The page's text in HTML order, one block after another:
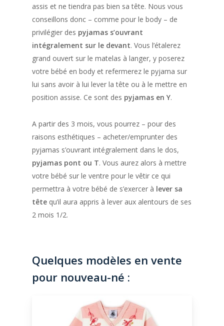
assis et ne tiendra pas bien sa tête. Nous vous
conseillons donc – comme pour le body – de
privilégier des pyjamas s’ouvrant
intégralement sur le devant. Vous l’étalerez
grand ouvert sur le matelas à langer, y poserez
votre bébé en body et refermerez le pyjama sur
lui sans avoir à lui lever la tête ou à le mettre en
position assise. Ce sont des pyjamas en Y.
A partir des 3 mois, vous pourrez – pour des
raisons esthétiques – acheter/emprunter des
pyjamas s’ouvrant intégralement dans le dos,
pyjamas pont ou T. Vous aurez alors à mettre
votre bébé sur le ventre pour le vêtir ce qui
permettra à votre bébé de s’exercer à lever sa
tête qu’il aura appris à lever aux alentours de ses
2 mois 1/2.
Quelques modèles en vente
pour nouveau-né :